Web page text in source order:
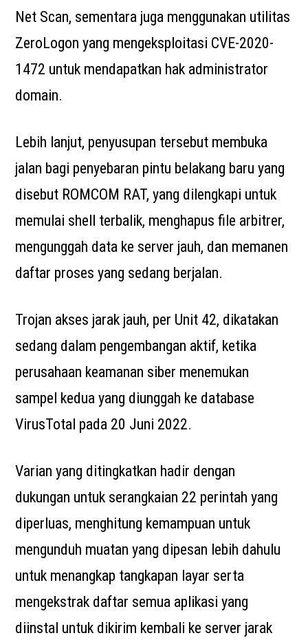
Net Scan, sementara juga menggunakan utilitas
ZeroLogon yang mengeksploitasi CVE-2020-
1472 untuk mendapatkan hak administrator
domain.
Lebih lanjut, penyusupan tersebut membuka
jalan bagi penyebaran pintu belakang baru yang
disebut ROMCOM RAT, yang dilengkapi untuk
memulai shell terbalik, menghapus file arbitrer,
mengunggah data ke server jauh, dan memanen
daftar proses yang sedang berjalan.
Trojan akses jarak jauh, per Unit 42, dikatakan
sedang dalam pengembangan aktif, ketika
perusahaan keamanan siber menemukan
sampel kedua yang diunggah ke database
VirusTotal pada 20 Juni 2022.
Varian yang ditingkatkan hadir dengan
dukungan untuk serangkaian 22 perintah yang
diperluas, menghitung kemampuan untuk
mengunduh muatan yang dipesan lebih dahulu
untuk menangkap tangkapan layar serta
mengekstrak daftar semua aplikasi yang
diinstal untuk dikirim kembali ke server jarak